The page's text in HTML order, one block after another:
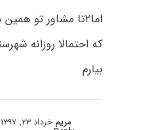
اما۲تا مشاور تو
بیارم
مریم خرداد ۲۳, ۱۳۹۷ at ۱:۲۰ ب٫ظ